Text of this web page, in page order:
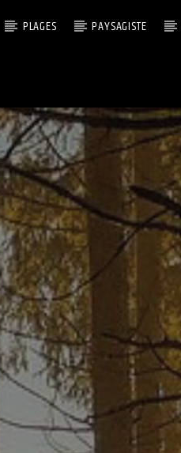
PLAGES PAYSAGISTE